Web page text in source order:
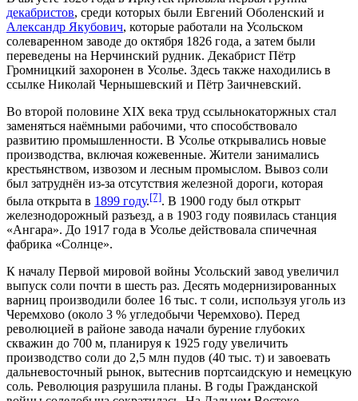
декабристов, среди которых были Евгений Оболенский и
Александр Якубович, которые работали на Усольском
солеваренном заводе до октября 1826 года, а затем были
переведены на Нерчинский рудник. Декабрист Пётр
Громницкий захоронен в Усолье. Здесь также находились в
ссылке Николай Чернышевский и Пётр Заичневский.
Во второй половине XIX века труд ссыльнокаторжных стал
заменяться наёмными рабочими, что способствовало
развитию промышленности. В Усолье открывались новые
производства, включая кожевенные. Жители занимались
крестьянством, извозом и лесным промыслом. Вывоз соли
был затруднён из-за отсутствия железной дороги, которая
была открыта в 1899 году.[7]. В 1900 году был открыт
железнодорожный разъезд, а в 1903 году появилась станция
«Ангара». До 1917 года в Усолье действовала спичечная
фабрика «Солнце».
К началу Первой мировой войны Усольский завод увеличил
выпуск соли почти в шесть раз. Десять модернизированных
варниц производили более 16 тыс. т соли, используя уголь из
Черемхово (около 3 % угледобычи Черемхово). Перед
революцией в районе завода начали бурение глубоких
скважин до 700 м, планируя к 1925 году увеличить
производство соли до 2,5 млн пудов (40 тыс. т) и завоевать
дальневосточный рынок, вытеснив портсаидскую и немецкую
соль. Революция разрушила планы. В годы Гражданской